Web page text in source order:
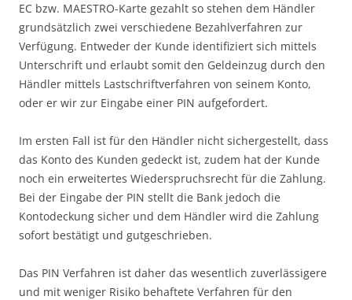
EC bzw. MAESTRO-Karte gezahlt so stehen dem Händler
grundsätzlich zwei verschiedene Bezahlverfahren zur
Verfügung. Entweder der Kunde identifiziert sich mittels
Unterschrift und erlaubt somit den Geldeinzug durch den
Händler mittels Lastschriftverfahren von seinem Konto,
oder er wir zur Eingabe einer PIN aufgefordert.
Im ersten Fall ist für den Händler nicht sichergestellt, dass
das Konto des Kunden gedeckt ist, zudem hat der Kunde
noch ein erweitertes Wiederspruchsrecht für die Zahlung.
Bei der Eingabe der PIN stellt die Bank jedoch die
Kontodeckung sicher und dem Händler wird die Zahlung
sofort bestätigt und gutgeschrieben.
Das PIN Verfahren ist daher das wesentlich zuverlässigere
und mit weniger Risiko behaftete Verfahren für den